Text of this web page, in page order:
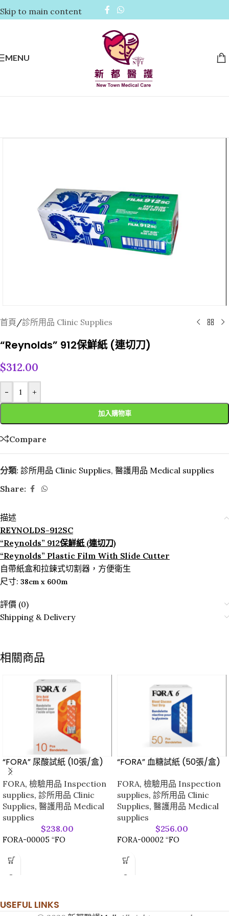
Skip to main content
MENU
首頁/診所用品 Clinic Supplies
“Reynolds” 912保鮮紙 (連切刀)
$312.00
- +
加入購物車
Compare
分類: 診所用品 Clinic Supplies, 醫護用品 Medical supplies
Share:
描述
REYNOLDS-912SC
“Reynolds” 912保鮮紙 (連切刀)
“Reynolds” Plastic Film With Slide Cutter
自帶紙盒和拉鍊式切割器，方便衛生
尺寸: 38cm x 600m
評價 (0)
Shipping & Delivery
相關商品
“FORA” 尿酸試紙 (10張/盒)
FORA, 檢驗用品 Inspection
supplies, 診所用品 Clinic
Supplies, 醫護用品 Medical
supplies
$238.00
FORA-00005 “FO
“FORA” 血糖試紙 (50張/盒)
FORA, 檢驗用品 Inspection
supplies, 診所用品 Clinic
Supplies, 醫護用品 Medical
supplies
$256.00
FORA-00002 “FO
USEFUL LINKS